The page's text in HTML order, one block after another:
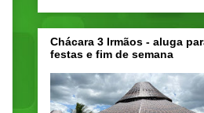
Chácara 3 Irmãos - aluga
festas e fim de semana